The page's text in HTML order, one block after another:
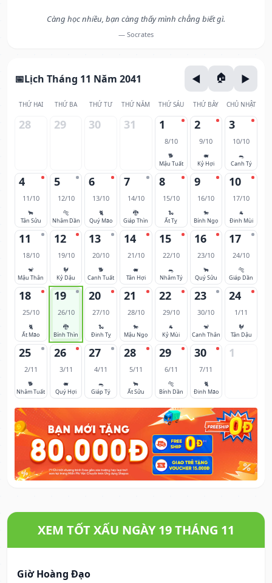
Càng học nhiều, bạn càng thấy mình chẳng biết gì.
— Socrates
Lịch Tháng 11 Năm 2041
THỨ HAI THỨ BA THỨ TƯ THỨ NĂM THỨ SÁU THỨ BẢY CHỦ NHẬT
28 29 30 31 1
8/10
🐕
Mậu Tuất
2
9/10
🐖
Kỷ Hợi
3
10/10
🐀
Canh Tý
4
11/10
🐂
Tân Sửu
5
12/10
🐅
Nhâm Dần
6
13/10
🐈
Quý Mão
7
14/10
🐉
Giáp Thìn
8
15/10
🐍
Ất Tỵ
9
16/10
🐎
Bính Ngọ
10
17/10
🐐
Đinh Mùi
11
18/10
🐒
Mậu Thân
12
19/10
🐓
Kỷ Dậu
13
20/10
🐕
Canh Tuất
14
21/10
🐖
Tân Hợi
15
22/10
🐀
Nhâm Tý
16
23/10
🐂
Quý Sửu
17
24/10
🐅
Giáp Dần
18
25/10
🐈
Ất Mão
19
26/10
🐉
Bính Thìn
20
27/10
🐍
Đinh Tỵ
21
28/10
🐎
Mậu Ngọ
22
29/10
🐐
Kỷ Mùi
23
30/10
🐒
Canh Thân
24
1/11
🐓
Tân Dậu
25
2/11
🐕
Nhâm Tuất
26
3/11
🐖
Quý Hợi
27
4/11
🐀
Giáp Tý
28
5/11
🐂
Ất Sửu
29
6/11
🐅
Bính Dần
30
7/11
🐈
Đinh Mão
1
XEM TỐT XẤU NGÀY 19 THÁNG 11
Giờ Hoàng Đạo